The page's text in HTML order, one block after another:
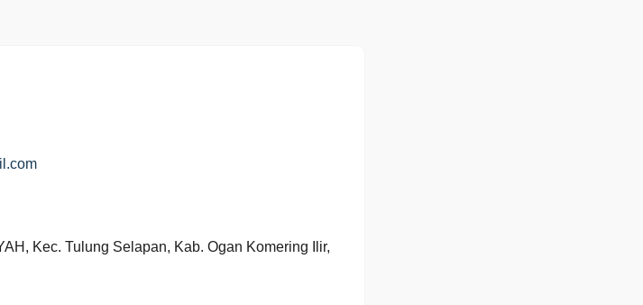
Kec. Tulung Selapan, Kab. Ogan Komering Ilir,